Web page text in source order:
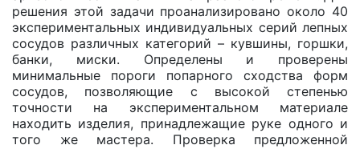
решения этой задачи проанализировано около 40
экспериментальных индивидуальных серий лепных
сосудов различных категорий – кувшины, горшки,
банки, миски. Определены и проверены
минимальные пороги попарного сходства форм
сосудов, позволяющие с высокой степенью
точности на экспериментальном материале
находить изделия, принадлежащие руке одного и
того же мастера. Проверка предложенной